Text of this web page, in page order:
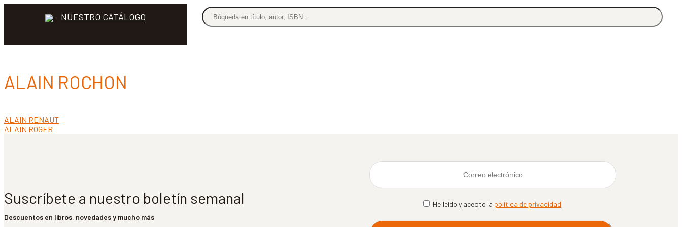
NUESTRO CATÁLOGO
ALAIN ROCHON
Navegación
de
Anterior:
ALAIN RENAUT
Siguiente:
ALAIN ROGER
Suscríbete a nuestro boletín semanal
Descuentos en libros, novedades y mucho más
He leído y acepto la política de privacidad